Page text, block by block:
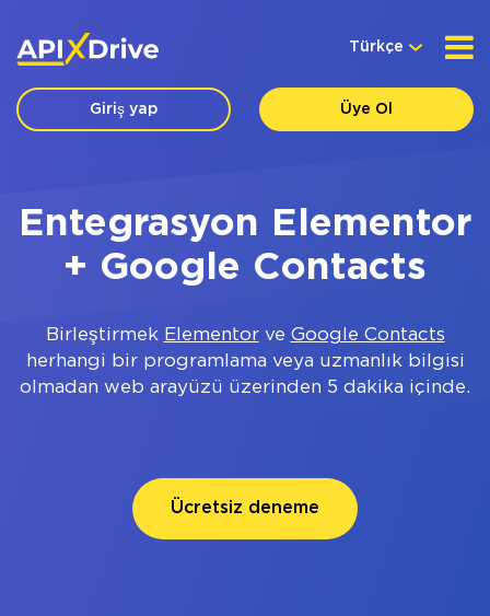
Türkçe
Giriş yap Üye Ol
Entegrasyon Elementor
+ Google Contacts
Birleştirmek Elementorve Google Contacts
herhangi bir programlama veya uzmanlık bilgisi
olmadan web arayüzü üzerinden 5 dakika içinde.
Ücretsiz deneme